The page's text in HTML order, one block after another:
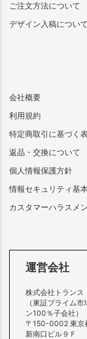
ご注文方法について
デザイン入稿について
会社概要
利用規約
特定商取引に基づく
返品・交換について
個人情報保護方針
情報セキュリティ基
カスタマーハラスメ
運営会社
株式会社トランス
（東証プライム
ン100％子会社）
〒150-0002 東京
新南口ビル９Ｆ